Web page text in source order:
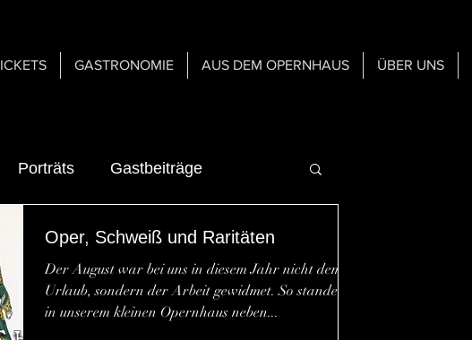
GASTRONOMIE AUS DEM OPERNHAUS ÜBER UNS
Porträts Gastbeiträge
uns Gastspiele
Oper, Schweiß und Raritäten
Der August war bei uns in diesem Jahr nicht dem
Urlaub, sondern der Arbeit gewidmet. So standen
in unserem kleinen Opernhaus neben...